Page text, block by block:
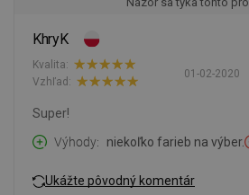
KhryK
01-02-2020
Kvalita:
Vzhľad:
Super!
Výhody
niekoľko farieb na výber.
Ukážte pôvodný komentár